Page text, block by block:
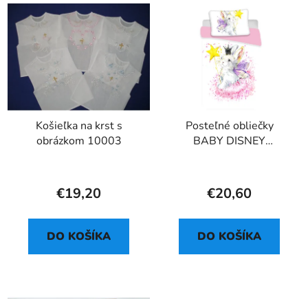
Košieľka na krst s
obrázkom 10003
€19,20
DO KOŠÍKA
Posteľné obliečky
BABY DISNEY
€20,60
DO KOŠÍKA